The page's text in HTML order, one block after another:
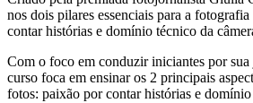
nos dois pilares essenciais para a
contar histórias e domínio técnico da
Com o foco em conduzir iniciantes por
curso foca em ensinar os 2 principais
fotos: paixão por contar histórias e domínio